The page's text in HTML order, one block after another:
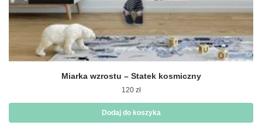
Miarka wzrostu – Statek kosmiczny
120 zł
Dodaj do koszyka